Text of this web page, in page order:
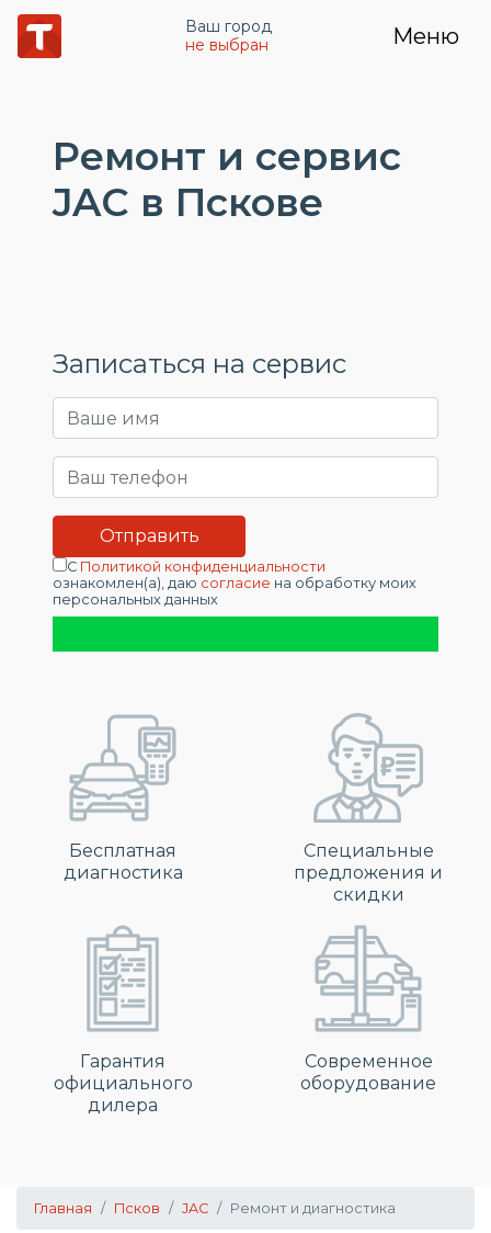
Ваш город
не выбран
Меню
Ремонт и сервис
JAC в Пскове
Записаться на сервис
С Политикой конфиденциальности
ознакомлен(а), даю согласие на обработку моих
персональных данных
Бесплатная
диагностика
Специальные
предложения и
скидки
Гарантия
официального
дилера
Современное
оборудование
Главная Псков JAC Ремонт и диагностика